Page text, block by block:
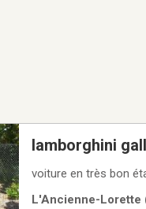
voiture en très bon
L'Ancienne-Lorette